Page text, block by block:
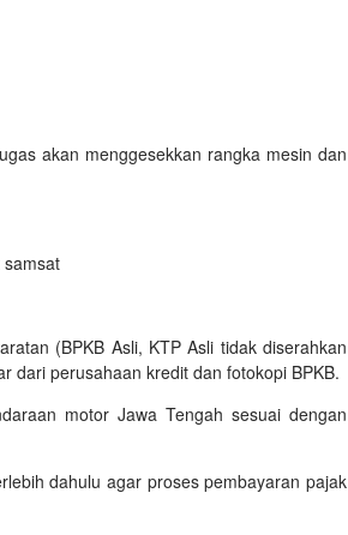
akan menggesekkan rangka mesin dan
(BPKB Asli, KTP Asli tidak diserahkan
dari perusahaan kredit dan fotokopi BPKB.
motor Jawa Tengah sesuai dengan
dahulu agar proses pembayaran pajak